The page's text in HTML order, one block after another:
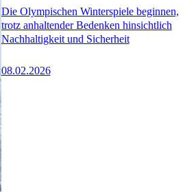
Die Olympischen Winterspiele beginnen,
trotz anhaltender Bedenken hinsichtlich
Nachhaltigkeit und Sicherheit
08.02.2026